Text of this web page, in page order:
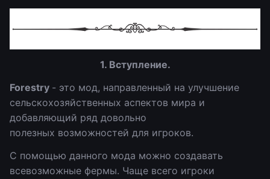
1. Вступление.
Forestry - это мод, направленный на улучшение
сельскохозяйственных аспектов мира и
добавляющий ряд довольно
полезных возможностей для игроков.
С помощью данного мода можно создавать
всевозможные фермы. Чаще всего игроки